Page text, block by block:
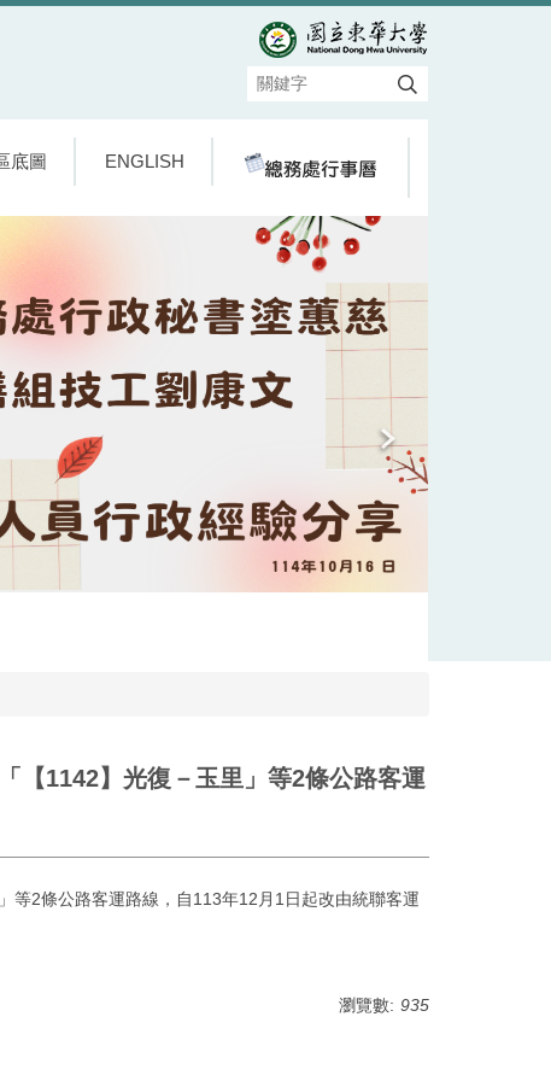
底圖 ENGLISH
【1142】光復－玉里」等2條公路客運
等2條公路客運路線，自113年12月1日起改由統聯客運
瀏覽數: 935